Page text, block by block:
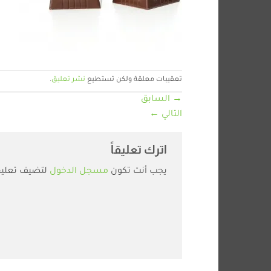
تعقيبات معلقة ولكن تستطيع نشر تعليق.
→ السابق
التالي ←
اترك تعليقاً
يجب أنت تكون مسجل الدخول لتضيف